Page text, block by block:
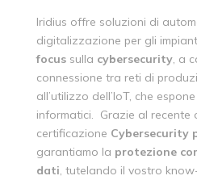
Iridius offre soluzioni di
digitalizzazione per gli
focussulla cybersecurity, a
connessione tra reti di
all’utilizzo dell’IoT, che
informatici. Grazie al recente
certificazione Cybersecurity
garantiamo la protezione
dati, tutelando il vostro